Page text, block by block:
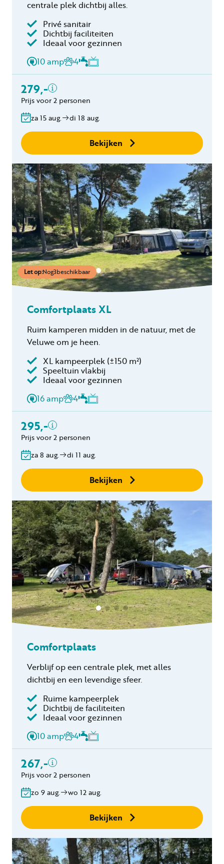
centrale plek dichtbij alles.
Privé sanitair
Dichtbij faciliteiten
Ideaal voor gezinnen
10 amp
4
279,-
Inclusief
Verblijfskosten
binnen 24 uur
Prijs voor 2 personen
za 15 aug. di 18 aug.
Bekijken
Let op:Nog3beschikbaar
Comfortplaats XL
Ruim kamperen midden in de natuur, met de
Veluwe om je heen.
XL kampeerplek (±150 m²)
Speeltuin vlakbij
Ideaal voor gezinnen
16 amp
4
295,-
Inclusief
Prijs voor 2 personen
za 8 aug. di 11 aug.
Bekijken
Comfortplaats
Verblijf op een centrale plek, met alles
dichtbij en een levendige sfeer.
Ruime kampeerplek
Dichtbij de faciliteiten
Ideaal voor gezinnen
10 amp
4
267,-
Inclusief
Geen boekingskosten
Prijs voor 2 personen
zo 9 aug. wo 12 aug.
Bekijken